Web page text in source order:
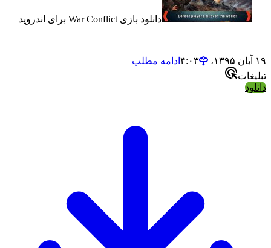
دانلود بازی War Conflict برای اندروید
ادامه مطلب